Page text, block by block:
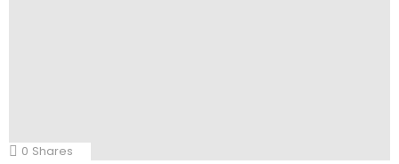
0 Shares